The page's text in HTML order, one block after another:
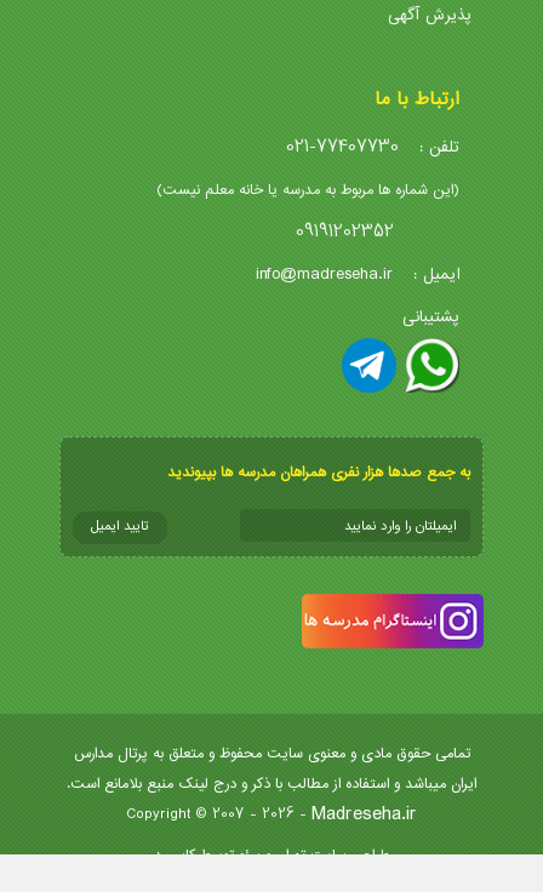
پذیرش آگهی
ارتباط با ما
تلفن : 021-77407730
(این شماره ها مربوط به مدرسه یا خانه معلم نیست)
09191202352
ایمیل : info@madreseha.ir
پشتیبانی
به جمع صدها هزار نفری همراهان مدرسه ها بپیوندید
تمامی حقوق مادی و معنوی سایت محفوظ و متعلق به پرتال مدارس
ایران میباشد و استفاده از مطالب با ذکر و درج لینک منبع بلامانع است.
Madreseha.ir
- Copyright © 2007 - 2026
طراحی سایت تهرانوسئوتوسط کاسپید